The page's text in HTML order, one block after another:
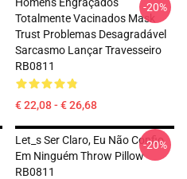
Totalmente Vacinados Mask
Trust Problemas Desagradável
Sarcasmo Lançar Travesseiro
RB0811
€ 22,08 - € 26,68
-20%
Let_s Ser Claro, Eu Não Confio
Em Ninguém Throw Pillow
RB0811
-20%